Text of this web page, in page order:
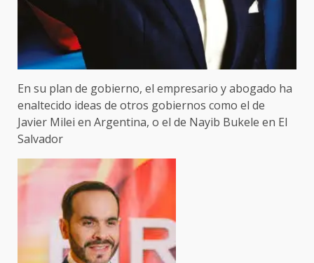
En su plan de gobierno, el empresario y abogado ha
enaltecido ideas de otros gobiernos como el de
Javier Milei en Argentina, o el de Nayib Bukele en El
Salvador